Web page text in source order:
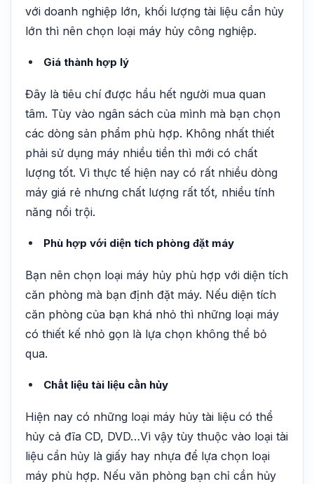
với doanh nghiệp lớn, khối lượng tài liệu cần hủy
lớn thì nên chọn loại máy hủy công nghiệp.
Giá thành hợp lý
Đây là tiêu chí được hầu hết người mua quan
tâm. Tùy vào ngân sách của mình mà bạn chọn
các dòng sản phẩm phù hợp. Không nhất thiết
phải sử dụng máy nhiều tiền thì mới có chất
lượng tốt. Vì thực tế hiện nay có rất nhiều dòng
máy giá rẻ nhưng chất lượng rất tốt, nhiều tính
năng nổi trội.
Phù hợp với diện tích phòng đặt máy
Bạn nên chọn loại máy hủy phù hợp với diện tích
căn phòng mà bạn định đặt máy. Nếu diện tích
căn phòng của bạn khá nhỏ thì những loại máy
có thiết kế nhỏ gọn là lựa chọn không thể bỏ
qua.
Chất liệu tài liệu cần hủy
Hiện nay có những loại máy hủy tài liệu có thể
hủy cả đĩa CD, DVD…Vì vậy tùy thuộc vào loại tài
liệu cần hủy là giấy hay nhựa để lựa chọn loại
máy phù hợp. Nếu văn phòng bạn chỉ cần hủy